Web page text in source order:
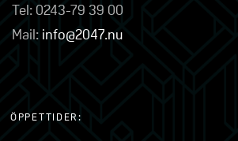
Tel: 0243-79 39 00
Mail: info@2047.nu
ÖPPETTIDER: